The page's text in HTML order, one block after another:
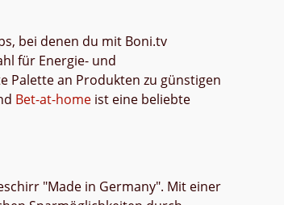
bei denen du mit Boni.tv
für Energie- und
Palette an Produkten zu günstigen
Bet-at-home ist eine beliebte
"Made in Germany". Mit einer